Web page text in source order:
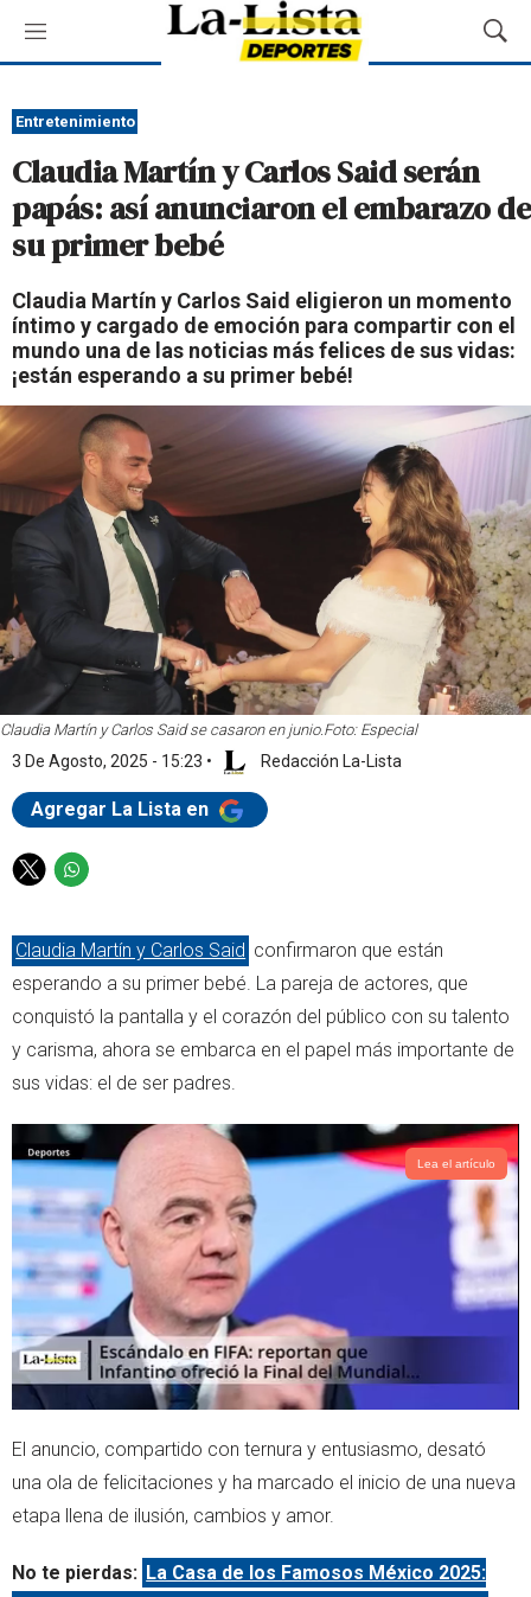
M
e
ú
M
o
B
q
u
e
d
Entretenimiento
Claudia Martín y Carlos Said serán
papás: así anunciaron el embarazo de
su primer bebé
Claudia Martín y Carlos Said eligieron un momento
íntimo y cargado de emoción para compartir con el
mundo una de las noticias más felices de sus vidas:
¡están esperando a su primer bebé!
Claudia Martín y Carlos Said se casaron en junio.Foto: Especial
3 De Agosto, 2025 - 15:23 • Redacción La-Lista
Agregar La Lista en
T
i
t
t
r
W
a
t
s
a
p
p
Claudia Martín y Carlos Said confirmaron que están
esperando a su primer bebé. La pareja de actores, que
conquistó la pantalla y el corazón del público con su talento
y carisma, ahora se embarca en el papel más importante de
sus vidas: el de ser padres.
Lea el artículo
El anuncio, compartido con ternura y entusiasmo, desató
una ola de felicitaciones y ha marcado el inicio de una nueva
etapa llena de ilusión, cambios y amor.
No te pierdas: La Casa de los Famosos México 2025: